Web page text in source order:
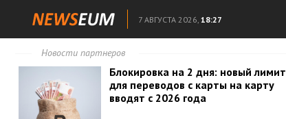
7 АВГУСТА 2026, 18:27
Новости партнеров
Блокировка на 2 дня: новый лимит
для переводов с карты на карту
вводят с 2026 года